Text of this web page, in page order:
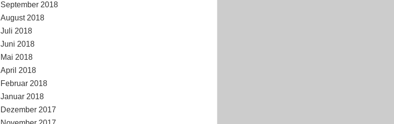
September 2018
August 2018
Juli 2018
Juni 2018
Mai 2018
April 2018
Februar 2018
Januar 2018
Dezember 2017